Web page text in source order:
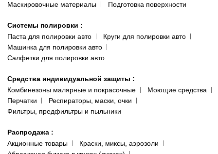
Маскировочные материалы
Подготовка поверхности
Системы полировки :
Паста для полировки авто
Круги для полировки авто
Машинка для полировки авто
Салфетки для полировки авто
Средства индивидуальной защиты :
Комбинезоны малярные и покрасочные
Моющие средства
Перчатки
Респираторы, маски, очки
Фильтры, предфильтры и пыльники
Распродажа :
Акционные товары
Краски, миксы, аэрозоли